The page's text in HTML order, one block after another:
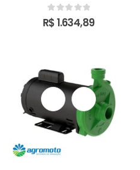
0out of 5
R$1.634,89